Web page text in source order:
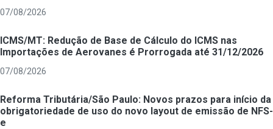
07/08/2026
ICMS/MT: Redução de Base de Cálculo do ICMS nas
Importações de Aerovanes é Prorrogada até 31/12/2026
07/08/2026
Reforma Tributária/São Paulo: Novos prazos para início da
obrigatoriedade de uso do novo layout de emissão de NFS-
e